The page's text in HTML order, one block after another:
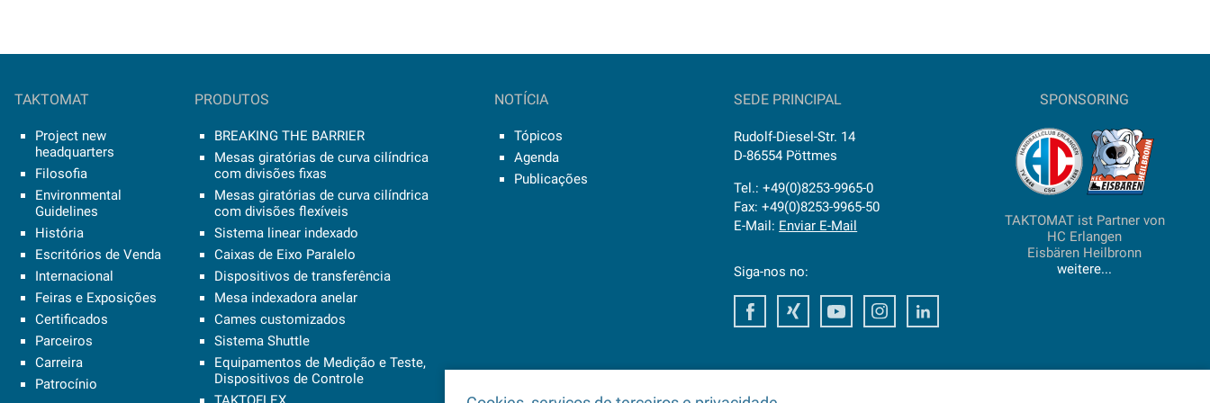
TAKTOMAT
Project new
headquarters
Filosofia
Environmental
Guidelines
História
Escritórios de Venda
Internacional
Feiras e Exposições
Certificados
Parceiros
Carreira
Patrocínio
PRODUTOS
BREAKING THE BARRIER
Mesas giratórias de curva cilíndrica
com divisões fixas
Mesas giratórias de curva cilíndrica
com divisões flexíveis
Sistema linear indexado
Caixas de Eixo Paralelo
Dispositivos de transferência
Mesa indexadora anelar
Cames customizados
Sistema Shuttle
Equipamentos de Medição e Teste,
Dispositivos de Controle
NOTÍCIA
Tópicos
Agenda
Publicações
SEDE PRINCIPAL
Rudolf-Diesel-Str. 14
D-86554 Pöttmes
Tel.: +49(0)8253-9965-0
Fax: +49(0)8253-9965-50
E-Mail: Enviar E-Mail
Siga-nos no:
FacebookXing Youtube Instagram
SPONSORING
TAKTOMAT ist Partner von
HC Erlangen
Eisbären Heilbronn
weitere...